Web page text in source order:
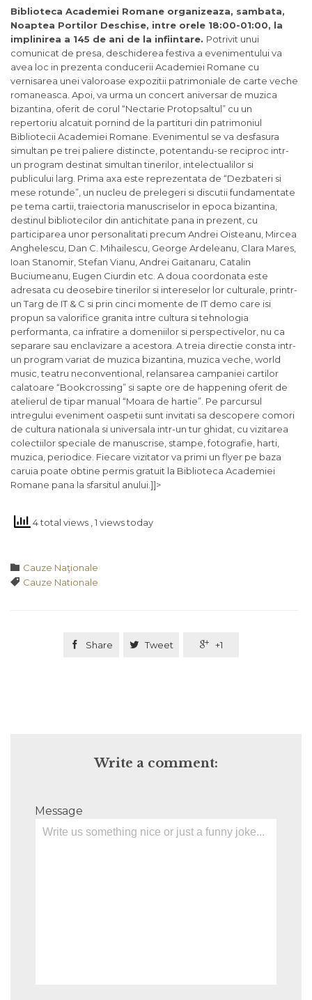
Biblioteca Academiei Romane organizeaza, sambata,
Noaptea Portilor Deschise, intre orele 18:00-01:00, la
implinirea a 145 de ani de la infiintare. Potrivit unui
comunicat de presa, deschiderea festiva a evenimentului va
avea loc in prezenta conducerii Academiei Romane cu
vernisarea unei valoroase expozitii patrimoniale de carte veche
romaneasca. Apoi, va urma un concert aniversar de muzica
bizantina, oferit de corul “Nectarie Protopsaltul” cu un
repertoriu alcatuit pornind de la partituri din patrimoniul
Bibliotecii Academiei Romane. Evenimentul se va desfasura
simultan pe trei paliere distincte, potentandu-se reciproc intr-
un program destinat simultan tinerilor, intelectualilor si
publicului larg. Prima axa este reprezentata de “Dezbateri si
mese rotunde”, un nucleu de prelegeri si discutii fundamentate
pe tema cartii, traiectoria manuscriselor in epoca bizantina,
destinul bibliotecilor din antichitate pana in prezent, cu
participarea unor personalitati precum Andrei Oisteanu, Mircea
Anghelescu, Dan C. Mihailescu, George Ardeleanu, Clara Mares,
Ioan Stanomir, Stefan Vianu, Andrei Gaitanaru, Catalin
Buciumeanu, Eugen Ciurdin etc. A doua coordonata este
adresata cu deosebire tinerilor si intereselor lor culturale, printr-
un Targ de IT & C si prin cinci momente de IT demo care isi
propun sa valorifice granita intre cultura si tehnologia
performanta, ca infratire a domeniilor si perspectivelor, nu ca
separare sau enclavizare a acestora. A treia directie consta intr-
un program variat de muzica bizantina, muzica veche, world
music, teatru neconventional, relansarea campaniei cartilor
calatoare “Bookcrossing” si sapte ore de happening oferit de
atelierul de tipar manual “Moara de hartie”. Pe parcursul
intregului eveniment oaspetii sunt invitati sa descopere comori
de cultura nationala si universala intr-un tur ghidat, cu vizitarea
colectiilor speciale de manuscrise, stampe, fotografie, harti,
muzica, periodice. Fiecare vizitator va primi un flyer pe baza
caruia poate obtine permis gratuit la Biblioteca Academiei
Romane pana la sfarsitul anului.]]>
4 total views , 1 views today
 Category
Cauze Naţionale
 Tags
Cauze Nationale
 Share  Tweet  +1
Write a comment:
Message